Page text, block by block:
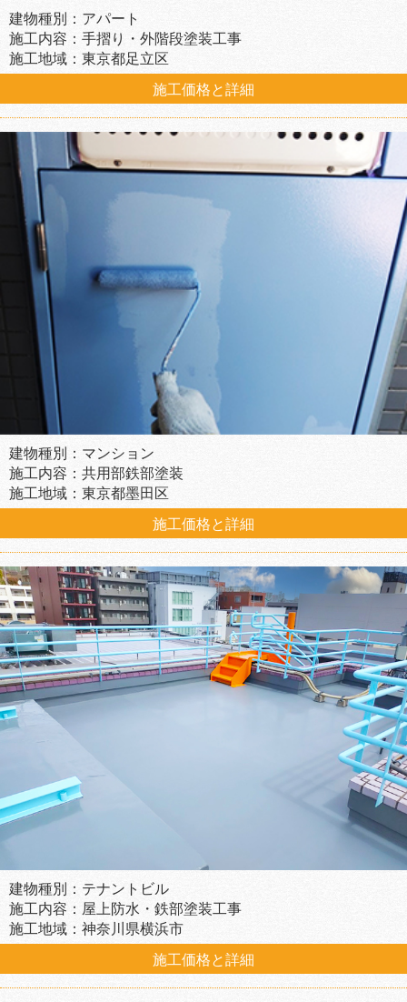
建物種別：アパート
施工内容：手摺り・外階段塗装工事
施工地域：東京都足立区
施工価格と詳細
建物種別：マンション
施工内容：共用部鉄部塗装
施工地域：東京都墨田区
施工価格と詳細
建物種別：テナントビル
施工内容：屋上防水・鉄部塗装工事
施工地域：神奈川県横浜市
施工価格と詳細